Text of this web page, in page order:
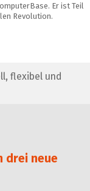
Er ist Teil
Revolution.
flexibel und
drei neue